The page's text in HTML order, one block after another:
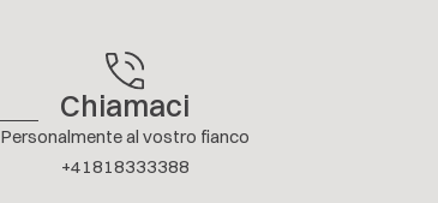
Chiamaci
Personalmente al vostro fianco
+41818333388